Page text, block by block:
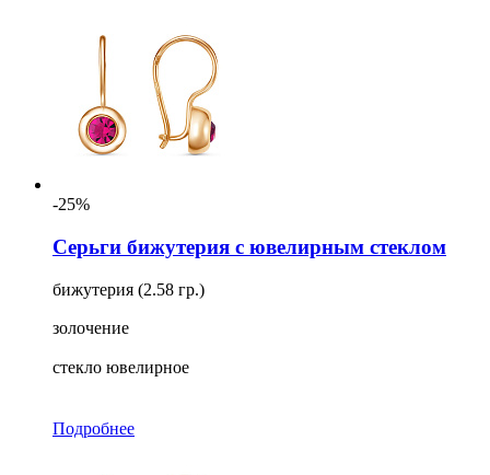
-25%
Серьги бижутерия с ювелирным стеклом
бижутерия (2.58 гр.)
золочение
стекло ювелирное
Подробнее